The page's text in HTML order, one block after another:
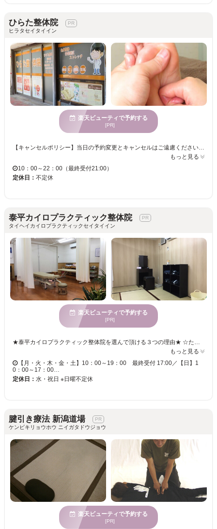
ひらた整体院
ヒラタセイタイイン
楽天ビューティで予約する
[PR]
もっと見る
10：00～22：00（最終受付21:00）
定休日： 不定休
泰平カイロプラクティック整体院
タイヘイカイロプラクティックセイタイイン
楽天ビューティで予約する
[PR]
もっと見る
【月・火・木・金・土】10：00～19：00 最終受付 17:00／【日】1
0：00～17：00…
定休日： 水・祝日 ※日曜不定休
腱引き療法 新潟道場
ケンビキリョウホウ ニイガタドウジョウ
楽天ビューティで予約する
[PR]